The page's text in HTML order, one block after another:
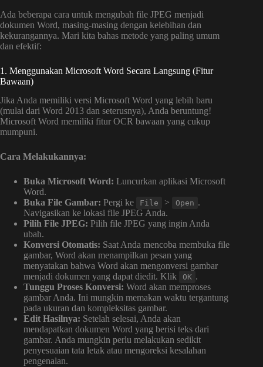
Ada beberapa cara untuk mengubah file JPEG menjadi
dokumen Word, masing-masing dengan kelebihan dan
kekurangannya. Mari kita bahas metode yang paling umum
dan efektif:
1. Menggunakan Microsoft Word Secara Langsung (Fitur
Bawaan)
Jika Anda memiliki versi Microsoft Word yang lebih baru
(mulai dari Word 2013 dan seterusnya), Anda beruntung!
Microsoft Word memiliki fitur OCR bawaan yang cukup
mumpuni.
Cara Melakukannya:
Buka Microsoft Word: Luncurkan aplikasi Microsoft
Word.
Buka File Gambar: Pergi ke File > Open .
Navigasikan ke lokasi file JPEG Anda.
Pilih File JPEG: Pilih file JPEG yang ingin Anda
ubah.
Konversi Otomatis: Saat Anda mencoba membuka file
gambar, Word akan menampilkan pesan yang
menyatakan bahwa Word akan mengonversi gambar
menjadi dokumen yang dapat diedit. Klik
OK .
Tunggu Proses Konversi: Word akan memproses
gambar Anda. Ini mungkin memakan waktu tergantung
pada ukuran dan kompleksitas gambar.
Edit Hasilnya: Setelah selesai, Anda akan
mendapatkan dokumen Word yang berisi teks dari
gambar. Anda mungkin perlu melakukan sedikit
penyesuaian tata letak atau mengoreksi kesalahan
pengenalan.